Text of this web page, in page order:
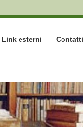
Link esterni Contatti